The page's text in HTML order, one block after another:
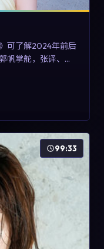
可了解2024年前后
帆掌舵，张译、王
设计强化情绪张
片单补充与类型对
99:33